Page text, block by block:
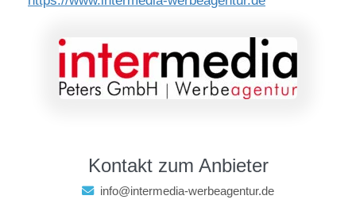
Kontakt zum Anbieter
info@intermedia-werbeagentur.de